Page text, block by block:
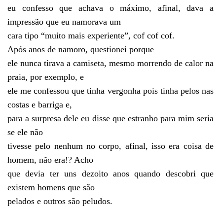
eu confesso que achava o máximo, afinal, dava a
impressão que eu namorava um
cara tipo “muito mais experiente”, cof cof cof.
Após anos de namoro, questionei porque
ele nunca tirava a camiseta, mesmo morrendo de calor na
praia, por exemplo, e
ele me confessou que tinha vergonha pois tinha pelos nas
costas e barriga e,
para a surpresadele eu disse que estranho para mim seria
se ele não
tivesse pelo nenhum no corpo, afinal, isso era coisa de
homem, não era!? Acho
que devia ter uns dezoito anos quando descobri que
existem homens que são
pelados e outros são peludos.